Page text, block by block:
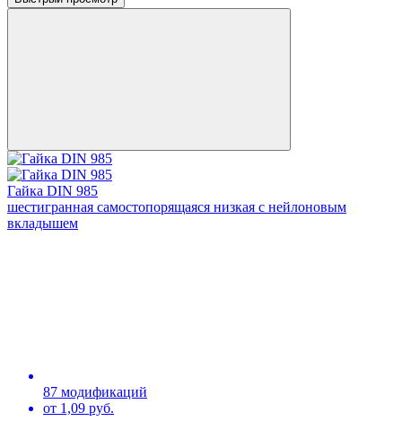
Гайка DIN 985
шестигранная самостопорящаяся низкая с нейлоновым
вкладышем
87 модификаций
от 1,09 руб.